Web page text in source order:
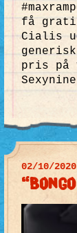
få
Cialis
pris på
02/10/